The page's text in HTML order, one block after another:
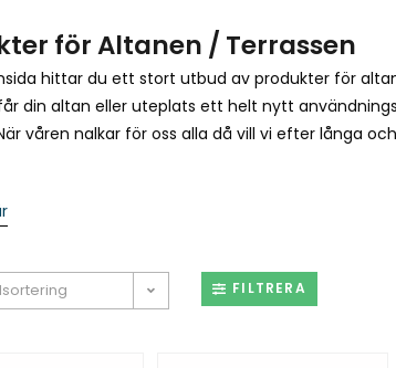
för Altanen / Terrassen
hittar du ett stort utbud av produkter för
din altan eller uteplats ett helt nytt
våren nalkar för oss alla då vill vi efter långa
FILTRERA